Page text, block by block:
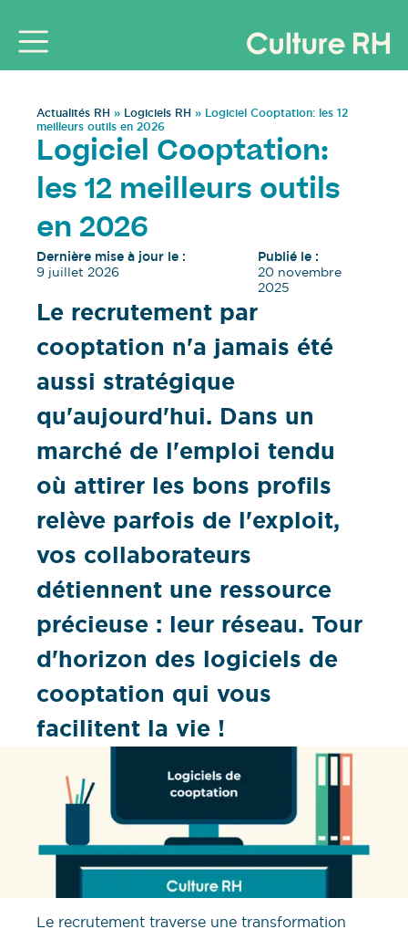
Actualités RH » Logiciels RH » Logiciel Cooptation: les 12
meilleurs outils en 2026
Logiciel Cooptation:
les 12 meilleurs outils
en 2026
Dernière mise à jour le :
9 juillet 2026
Publié le :
20 novembre
2025
Le recrutement par
cooptation n'a jamais été
aussi stratégique
qu'aujourd'hui. Dans un
marché de l'emploi tendu
où attirer les bons profils
relève parfois de l'exploit,
vos collaborateurs
détiennent une ressource
précieuse : leur réseau. Tour
d'horizon des logiciels de
cooptation qui vous
facilitent la vie !
Le recrutement traverse une transformation